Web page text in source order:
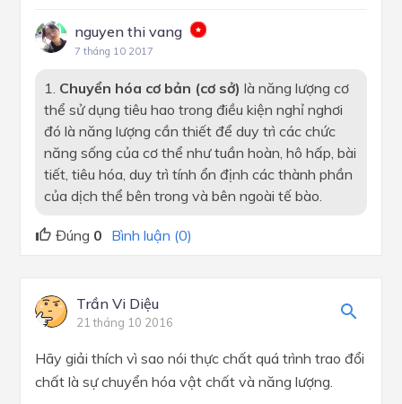
nguyen thi vang
7 tháng 10 2017
1. Chuyển hóa cơ bản (cơ sở) là năng lượng cơ
thể sử dụng tiêu hao trong điều kiện nghỉ nghơi
đó là năng lượng cần thiết để duy trì các chức
năng sống của cơ thể như tuần hoàn, hô hấp, bài
tiết, tiêu hóa, duy trì tính ổn định các thành phần
của dịch thể bên trong và bên ngoài tế bào.
Đúng 0 Bình luận (0)
Trần Vi Diệu
21 tháng 10 2016
Hãy giải thích vì sao nói thực chất quá trình trao đổi
chất là sự chuyển hóa vật chất và năng lượng.